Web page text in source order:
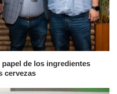
de los ingredientes
cervezas